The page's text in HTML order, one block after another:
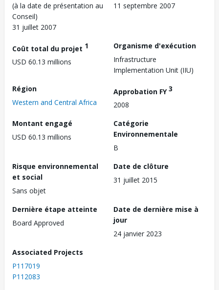
(à la date de présentation au
Conseil)
31 juillet 2007
11 septembre 2007
Coût total du projet 1
USD 60.13 millions
Organisme d'exécution
Infrastructure
Implementation Unit (IIU)
Région
Western and Central Africa
Approbation FY3
2008
Montant engagé
USD 60.13 millions
Catégorie
Environnementale
B
Risque environnemental
et social
Sans objet
Date de clôture
31 juillet 2015
Dernière étape atteinte
Board Approved
Date de dernière mise à
jour
24 janvier 2023
Associated Projects
P117019
P112083